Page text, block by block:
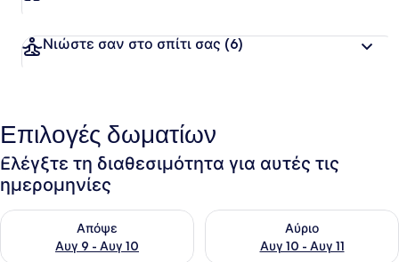
Νιώστε σαν στο σπίτι σας (6)
Επιλογές δωματίων
Ελέγξτε τη διαθεσιμότητα για αυτές τις
ημερομηνίες
Απόψε
Αυγ 9 - Αυγ 10
Έλεγχος διαθεσιμότητας για απόψε Αυγ 9 - Αυγ 10
Αύριο
Αυγ 10 - Αυγ 11
Έλεγχος διαθεσιμότητας